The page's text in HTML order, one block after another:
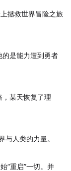
拯救世界冒险之旅
是能力遭到勇者
某天恢复了理
与人类的力量。
“重启”一切。并